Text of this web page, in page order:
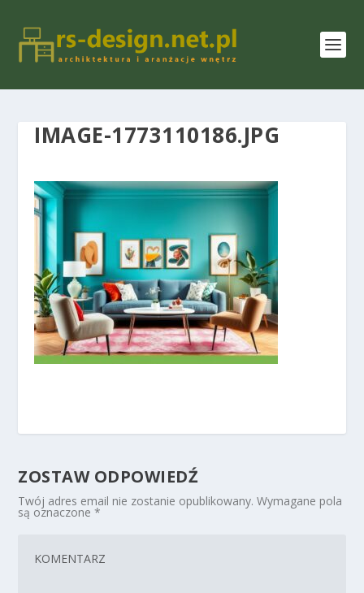
IMAGE-1773110186.JPG
ZOSTAW ODPOWIEDŹ
Twój adres email nie zostanie opublikowany. Wymagane pola
są oznaczone*